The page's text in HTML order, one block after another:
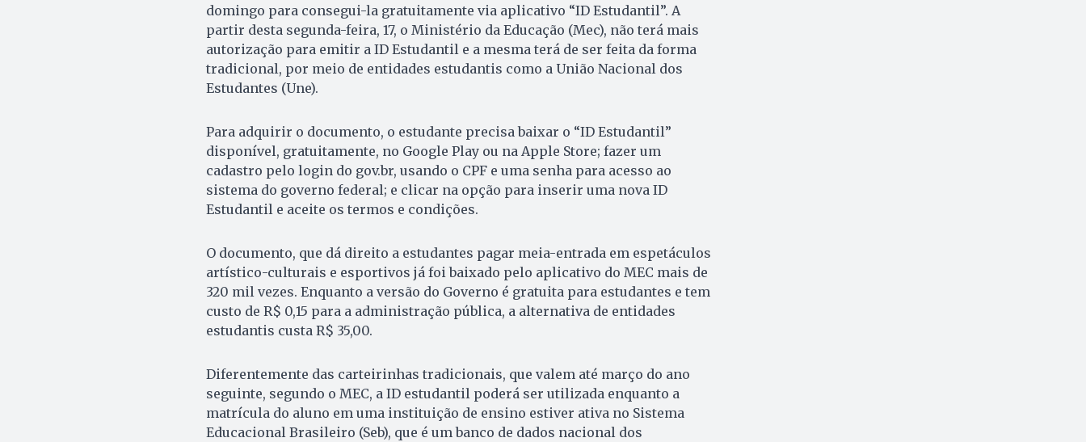
domingo para consegui-la gratuitamente via aplicativo “ID Estudantil”. A
partir desta segunda-feira, 17, o Ministério da Educação (Mec), não terá mais
autorização para emitir a ID Estudantil e a mesma terá de ser feita da forma
tradicional, por meio de entidades estudantis como a União Nacional dos
Estudantes (Une).
Para adquirir o documento, o estudante precisa baixar o “ID Estudantil”
disponível, gratuitamente, no Google Play ou na Apple Store; fazer um
cadastro pelo login do gov.br, usando o CPF e uma senha para acesso ao
sistema do governo federal; e clicar na opção para inserir uma nova ID
Estudantil e aceite os termos e condições.
O documento, que dá direito a estudantes pagar meia-entrada em espetáculos
artístico-culturais e esportivos já foi baixado pelo aplicativo do MEC mais de
320 mil vezes. Enquanto a versão do Governo é gratuita para estudantes e tem
custo de R$ 0,15 para a administração pública, a alternativa de entidades
estudantis custa R$ 35,00.
Diferentemente das carteirinhas tradicionais, que valem até março do ano
seguinte, segundo o MEC, a ID estudantil poderá ser utilizada enquanto a
matrícula do aluno em uma instituição de ensino estiver ativa no Sistema
Educacional Brasileiro (Seb), que é um banco de dados nacional dos